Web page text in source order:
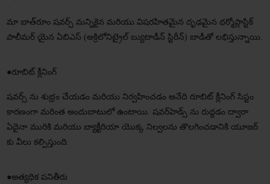
మా బాత్‌రూం షవర్స్ మన్నికైన మరియు విషరహితమైన దృఢమైన థర్మోప్లాస్టిక్
పాలీమర్ యైన ఏబిఎస్ (అక్రిలోనిట్రైల్ బ్యుటాడీన్ స్టిరీన్) బాడీతో లభిస్తున్నాయి.
●రూబిట్ క్లీనింగ్
షవర్స్ ను శుభ్రం చేయడం మరియు నిర్వహించడం అనేది రూబిట్ క్లీనింగ్ సిస్టం
కారణంగా మరింత అందుబాటులో ఉంటాయి. షవర్‌హెడ్స్ ను రుద్దడం ద్వారా
ఏదైనా మురికి మరియు బ్యాక్టీరియా యొక్క నిల్వలను తొలగించడానికి యూజర్
కు వీలు కల్పిస్తుంది.
●అత్యధిక పనితీరు